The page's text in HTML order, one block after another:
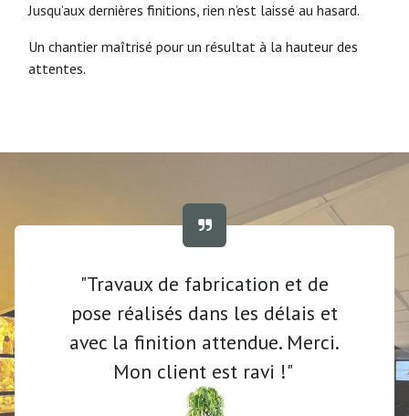
Jusqu’aux dernières finitions, rien n’est laissé au hasard.
Un chantier maîtrisé pour un résultat à la hauteur des
attentes.
"Travaux de fabrication et de
pose réalisés dans les délais et
avec la finition attendue. Merci.
Mon client est ravi !"